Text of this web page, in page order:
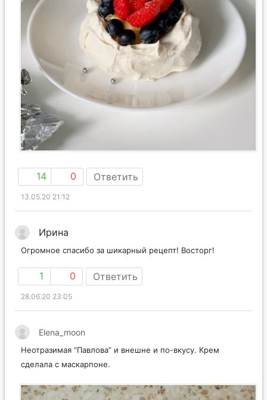
14 0 Ответить
13.05.20 21:12
Ирина
Огромное спасибо за шикарный рецепт! Восторг!
1 0 Ответить
28.06.20 23:05
Elena_moon
Неотразимая “Павлова” и внешне и по-вкусу. Крем
сделала с маскарпоне.